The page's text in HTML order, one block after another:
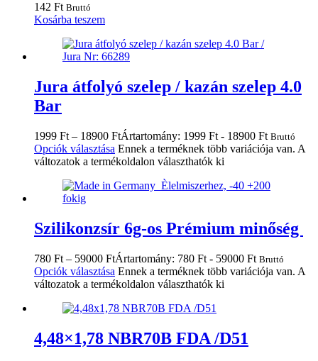
142 Ft Bruttó
Kosárba teszem
Jura átfolyó szelep / kazán szelep 4.0
Bar
1999 Ft – 18900 FtÁrtartomány: 1999 Ft - 18900 Ft Bruttó
Opciók választása Ennek a terméknek több variációja van. A
változatok a termékoldalon választhatók ki
Szilikonzsír 6g-os Prémium minőség
780 Ft – 59000 FtÁrtartomány: 780 Ft - 59000 Ft Bruttó
Opciók választása Ennek a terméknek több variációja van. A
változatok a termékoldalon választhatók ki
4,48×1,78 NBR70B FDA /D51